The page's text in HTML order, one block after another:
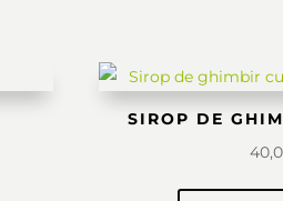
SIROP DE